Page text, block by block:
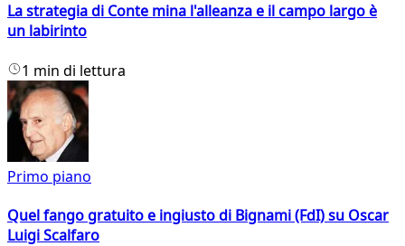
La strategia di Conte mina l'alleanza e il campo largo è
un labirinto
1 min di lettura
Primo piano
Quel fango gratuito e ingiusto di Bignami (FdI) su Oscar
Luigi Scalfaro